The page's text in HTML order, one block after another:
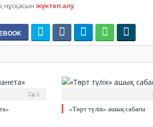
нұсқасын жүктеп алу
0
«Төрт түлік» ашық сабағы